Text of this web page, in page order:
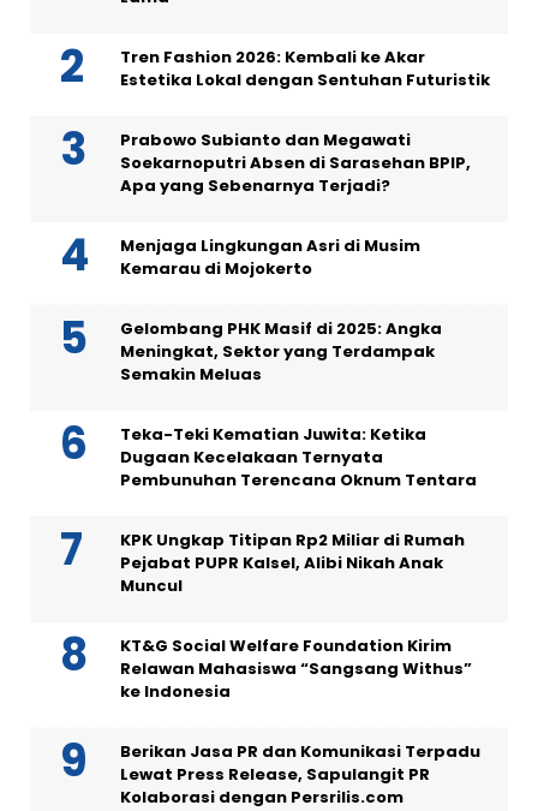
Tren Fashion 2026: Kembali ke Akar
Estetika Lokal dengan Sentuhan Futuristik
Prabowo Subianto dan Megawati
Soekarnoputri Absen di Sarasehan BPIP,
Apa yang Sebenarnya Terjadi?
Menjaga Lingkungan Asri di Musim
Kemarau di Mojokerto
Gelombang PHK Masif di 2025: Angka
Meningkat, Sektor yang Terdampak
Semakin Meluas
Teka-Teki Kematian Juwita: Ketika
Dugaan Kecelakaan Ternyata
Pembunuhan Terencana Oknum Tentara
KPK Ungkap Titipan Rp2 Miliar di Rumah
Pejabat PUPR Kalsel, Alibi Nikah Anak
Muncul
KT&G Social Welfare Foundation Kirim
Relawan Mahasiswa “Sangsang Withus”
ke Indonesia
Berikan Jasa PR dan Komunikasi Terpadu
Lewat Press Release, Sapulangit PR
Kolaborasi dengan Persrilis.com